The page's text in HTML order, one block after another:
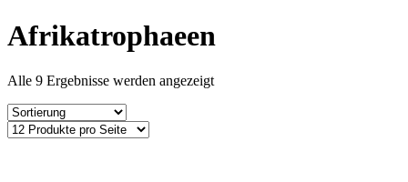
Afrikatrophaeen
Alle 9 Ergebnisse werden angezeigt